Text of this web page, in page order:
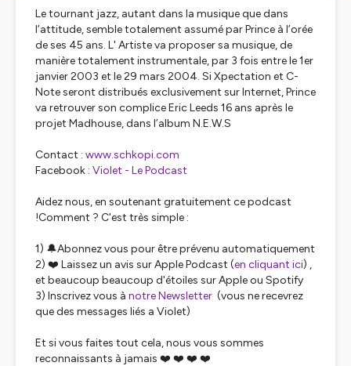
Le tournant jazz, autant dans la musique que dans
l’attitude, semble totalement assumé par Prince à l’orée
de ses 45 ans. L' Artiste va proposer sa musique, de
manière totalement instrumentale, par 3 fois entre le 1er
janvier 2003 et le 29 mars 2004. Si Xpectation et C-
Note seront distribués exclusivement sur Internet, Prince
va retrouver son complice Eric Leeds 16 ans après le
projet Madhouse, dans l’album N.E.W.S
Contact : www.schkopi.com
Facebook : Violet - Le Podcast
Aidez nous, en soutenant gratuitement ce podcast
!Comment ? C'est très simple :
1) 🔔Abonnez vous pour être prévenu automatiquement
2) ❤️ Laissez un avis sur Apple Podcast (en cliquant ici) ,
et beaucoup beaucoup d'étoiles sur Apple ou Spotify
3) Inscrivez vous à notre Newsletter (vous ne recevrez
que des messages liés a Violet)
Et si vous faites tout cela, nous vous sommes
reconnaissants à jamais ❤️ ❤️ ❤️ ❤️